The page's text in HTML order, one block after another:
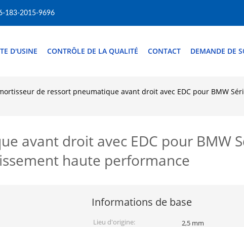
183-2015-9696
D'USINE CONTRÔLE DE LA QUALITÉ CONTACT DEMANDE DE
de ressort pneumatique avant droit avec EDC pour BMW
avant droit avec EDC pour BMW
haute performance
Informations de base
Lieu d'origine:
2,5 mm